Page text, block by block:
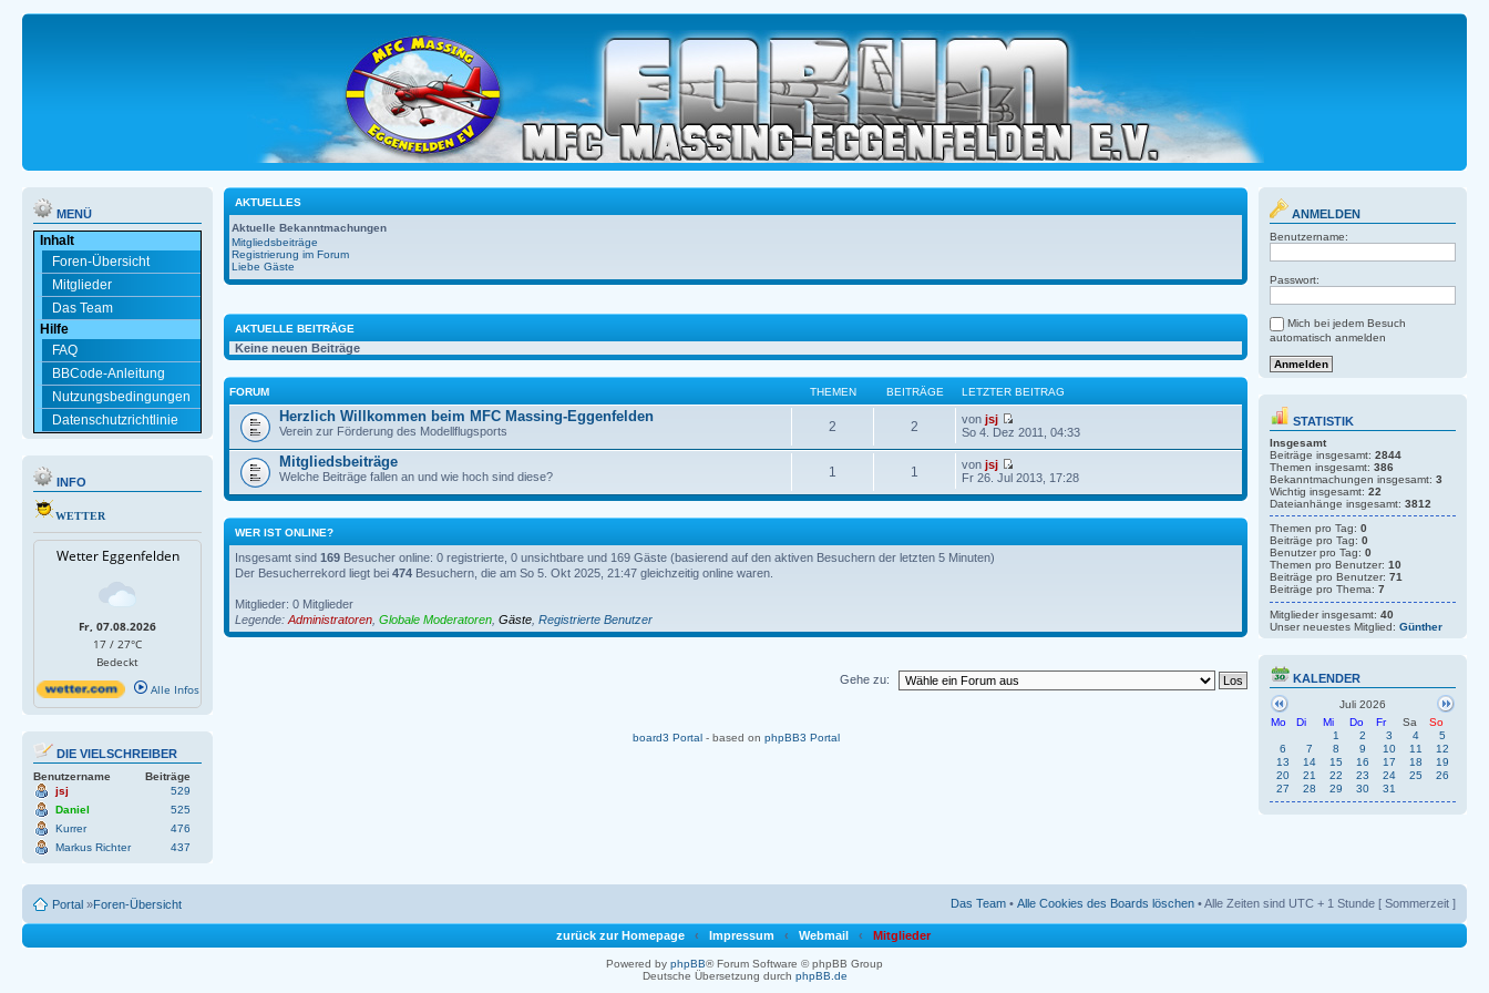
MENÜ
Inhalt
Foren-Übersicht
Mitglieder
Das Team
Hilfe
FAQ
BBCode-Anleitung
Nutzungsbedingungen
Datenschutzrichtlinie
INFO
WETTER
Wetter Eggenfelden
Fr, 07.08.2026
17 / 27°C
Bedeckt
Alle Infos
DIE VIELSCHREIBER
Benutzername
Beiträge
jsj
529
Daniel
525
Kurrer
476
Markus Richter
437
AKTUELLES
Aktuelle Bekanntmachungen
Mitgliedsbeiträge
Registrierung im Forum
Liebe Gäste
AKTUELLE BEITRÄGE
Keine neuen Beiträge
FORUM THEMEN BEITRÄGE LETZTER BEITRAG
Herzlich Willkommen beim MFC Massing-Eggenfelden
Verein zur Förderung des Modellflugsports 2 2 vonjsj
So 4. Dez 2011, 04:33
Mitgliedsbeiträge
Welche Beiträge fallen an und wie hoch sind diese? 1 1 vonjsj
Fr 26. Jul 2013, 17:28
WER IST ONLINE?
Insgesamt sind 169 Besucher online: 0 registrierte, 0 unsichtbare und 169 Gäste (basierend auf den aktiven Besuchern der letzten 5 Minuten)
Der Besucherrekord liegt bei 474 Besuchern, die am So 5. Okt 2025, 21:47 gleichzeitig online waren.
Mitglieder: 0 Mitglieder
Legende: Administratoren Globale Moderatoren Gäste Registrierte Benutzer
Gehe zu:
board3 Portal- based on phpBB3 Portal
ANMELDEN
Benutzername:
Passwort:
Mich bei jedem Besuch
automatisch anmelden
STATISTIK
Insgesamt
Beiträge insgesamt: 2844
Themen insgesamt: 386
Bekanntmachungen insgesamt: 3
Wichtig insgesamt: 22
Dateianhänge insgesamt: 3812
Themen pro Tag: 0
Beiträge pro Tag: 0
Benutzer pro Tag: 0
Themen pro Benutzer: 10
Beiträge pro Benutzer: 71
Beiträge pro Thema: 7
Mitglieder insgesamt: 40
Unser neuestes Mitglied: Günther
KALENDER
Juli 2026
Mo
Di Mi Do Fr Sa
So
1
2 3 4
5
6
7 8 9 10 11
12
13
14 15 16 17 18
19
20
21 22 23 24 25
26
27
28 29 30 31
Portal »Foren-Übersicht Das Team • Alle Cookies des Boards löschen • Alle Zeiten sind UTC + 1 Stunde [ Sommerzeit ]
zurück zur Homepage ‹ Impressum ‹ Webmail ‹ Mitglieder
Powered by phpBB® Forum Software © phpBB Group
Deutsche Übersetzung durch phpBB.de